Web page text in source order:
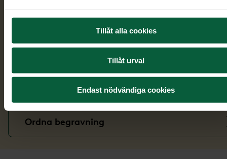
Tillåt alla cookies
Tillåt urval
Endast nödvändiga cookies
Verser
Ordna begravning